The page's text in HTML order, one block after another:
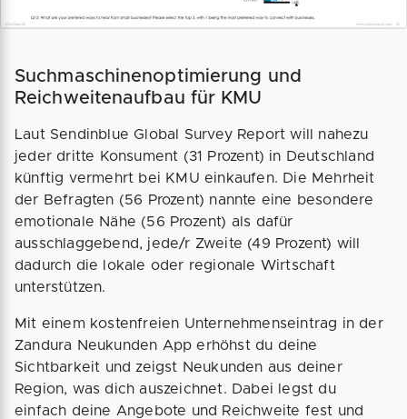
Suchmaschinenoptimierung und
Reichweitenaufbau für KMU
Laut Sendinblue Global Survey Report will nahezu
jeder dritte Konsument (31 Prozent) in Deutschland
künftig vermehrt bei KMU einkaufen. Die Mehrheit
der Befragten (56 Prozent) nannte eine besondere
emotionale Nähe (56 Prozent) als dafür
ausschlaggebend, jede/r Zweite (49 Prozent) will
dadurch die lokale oder regionale Wirtschaft
unterstützen.
Mit einem kostenfreien Unternehmenseintrag in der
Zandura Neukunden App erhöhst du deine
Sichtbarkeit und zeigst Neukunden aus deiner
Region, was dich auszeichnet. Dabei legst du
einfach deine Angebote und Reichweite fest und